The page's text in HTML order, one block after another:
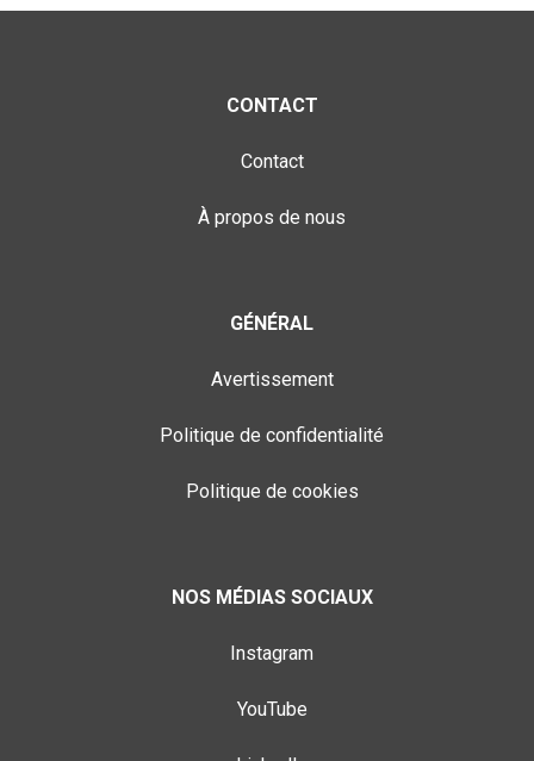
CONTACT
Contact
À propos de nous
GÉNÉRAL
Avertissement
Politique de confidentialité
Politique de cookies
NOS MÉDIAS SOCIAUX
Instagram
YouTube